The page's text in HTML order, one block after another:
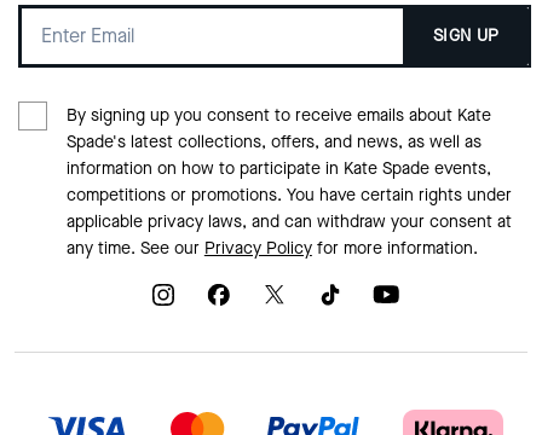
SIGN UP
By signing up you consent to receive emails about Kate
Spade's latest collections, offers, and news, as well as
information on how to participate in Kate Spade events,
competitions or promotions. You have certain rights under
applicable privacy laws, and can withdraw your consent at
any time. See our Privacy Policyfor more information.